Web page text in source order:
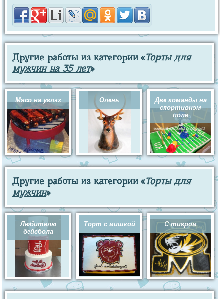
Другие работы из категории «Торты для
мужчин на 35 лет»
Мясо на углях Олень
Две команды на
спортивном
поле
Другие работы из категории «Торты для
мужчин»
Любителю
бейсбола
Торт с мишкой С тигром